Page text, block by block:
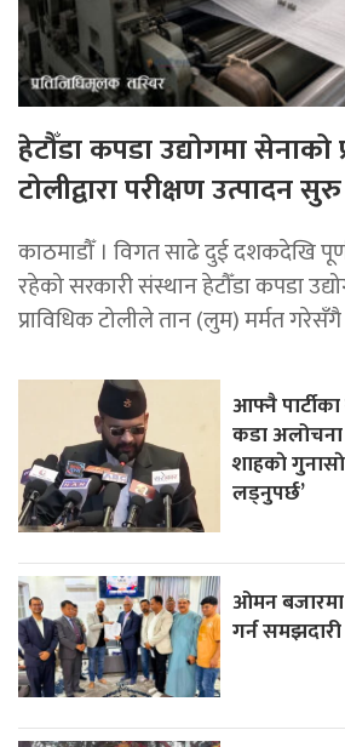
हेटौँडा कपडा उद्योगमा सेनाको
टोलीद्वारा परीक्षण उत्पादन सुरु
काठमाडौँ । विगत साढे दुई दशकदेखि
रहेको सरकारी संस्थान हेटौँडा कपडा
प्राविधिक टोलीले तान (लुम) मर्मत
आफ्नै
कडा अलोचना
शाहकाे
लड्नुपर्छ’
ओमन बजारमा
गर्न समझदारी